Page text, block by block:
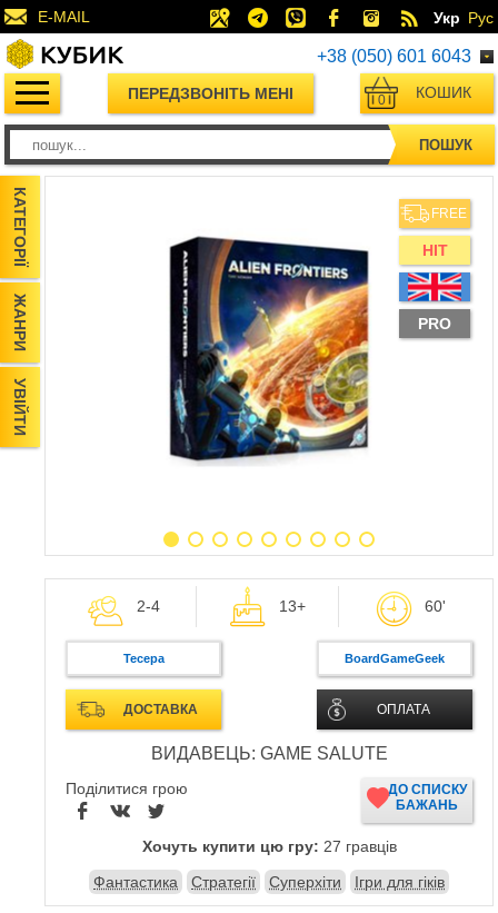
E-MAIL Укр Рус
+38 (050) 601 6043
ПЕРЕДЗВОНІТЬ МЕНІ КОШИК
0
ПОШУК
КАТЕГОРІЇ
ЖАНРИ
УВІЙТИ
FREE
HIT
PRO
2-4 13+ 60'
Тесера BoardGameGeek
ДОСТАВКА ОПЛАТА
ВИДАВЕЦЬ: GAME SALUTE
Поділитися грою
ДО СПИСКУ
БАЖАНЬ
Хочуть купити цю гру: 27 гравців
Фантастика
Стратегії Суперхіти Ігри для гіків